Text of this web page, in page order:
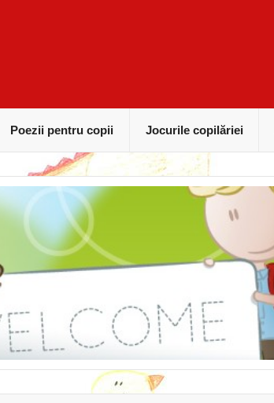
Poezii pentru copii Jocurile copilăriei